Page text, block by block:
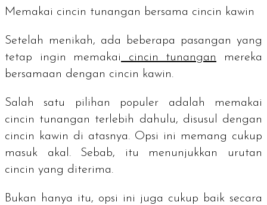
Memakai cincin tunangan bersama cincin kawin
Setelah menikah, ada beberapa pasangan yang
tetap ingin memakai
cincin tunangan
mereka
bersamaan dengan cincin kawin.
Salah satu pilihan populer adalah memakai
cincin tunangan terlebih dahulu, disusul dengan
cincin kawin di atasnya. Opsi ini memang cukup
masuk akal. Sebab, itu menunjukkan urutan
cincin yang diterima.
Bukan hanya itu, opsi ini juga cukup baik secara